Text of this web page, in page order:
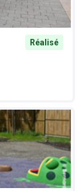
Réalisé